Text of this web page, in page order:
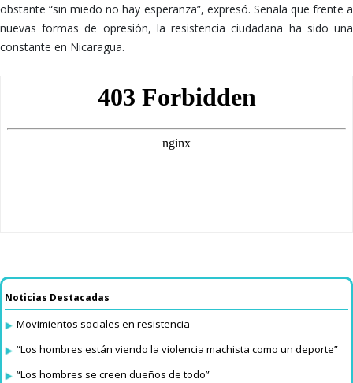
obstante “sin miedo no hay esperanza”, expresó. Señala que frente a
nuevas formas de opresión, la resistencia ciudadana ha sido una
constante en Nicaragua.
Noticias Destacadas
Movimientos sociales en resistencia
“Los hombres están viendo la violencia machista como un deporte”
“Los hombres se creen dueños de todo”